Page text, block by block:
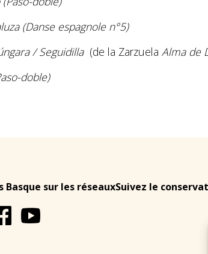
(Danse espagnole n°5)
/ Seguidilla (de la Zarzuela Alma de
doble)
Basque sur les réseauxSuivez le